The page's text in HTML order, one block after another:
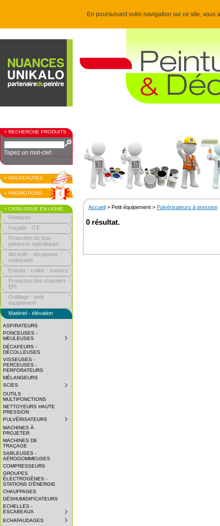
En poursuivant votre navigation sur ce site,
> RECHERCHE PRODUITS
Tapez un mot-clef
> NOUVEAUTÉS
> PROMOTIONS
> CATALOGUE EN LIGNE
Peintures
Façade - ITE
Protection du bois -
peintures spécifiques
Abrasifs - décapants -
nettoyants
Enduits - colles - mastics
Protection des chantiers -
EPI
Outillage - petit
équipement
Matériel - élévation
ASPIRATEURS
PONCEUSES -
MEULEUSES
DÉCAPEURS -
DÉCOLLEUSES
VISSEUSES -
PERCEUSES -
PERFORATEURS
MÉLANGEURS
SCIES
OUTILS
MULTIFONCTIONS
NETTOYEURS HAUTE
PRESSION
PULVÉRISATEURS
MACHINES À
PROJETER
MACHINES DE
TRAÇAGE
SABLEUSES -
AÉROGOMMEUSES
COMPRESSEURS
GROUPES
ÉLECTROGÈNES -
STATIONS D'ÉNERGIE
CHAUFFAGES
DÉSHUMIDIFICATEURS
ECHELLES -
ESCABEAUX
COLLAPSED.
CLICK
ECHAFAUDAGES
Accueil > Petit équipement > Pulvérisateurs à pression
0 résultat.